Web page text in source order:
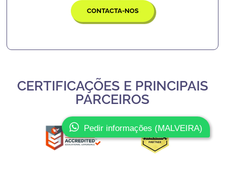
Pedir informações (MALVEIRA)
CONTACTA-NOS
CERTIFICAÇÕES E PRINCIPAIS
PARCEIROS